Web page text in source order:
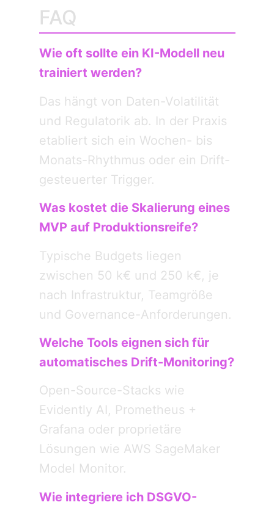
FAQ
Wie oft sollte ein KI-Modell neu
trainiert werden?
Das hängt von Daten-Volatilität
und Regulatorik ab. In der Praxis
etabliert sich ein Wochen- bis
Monats-Rhythmus oder ein Drift-
gesteuerter Trigger.
Was kostet die Skalierung eines
MVP auf Produktionsreife?
Typische Budgets liegen
zwischen 50 k€ und 250 k€, je
nach Infrastruktur, Teamgröße
und Governance-Anforderungen.
Welche Tools eignen sich für
automatisches Drift-Monitoring?
Open-Source-Stacks wie
Evidently AI, Prometheus +
Grafana oder proprietäre
Lösungen wie AWS SageMaker
Model Monitor.
Wie integriere ich DSGVO-